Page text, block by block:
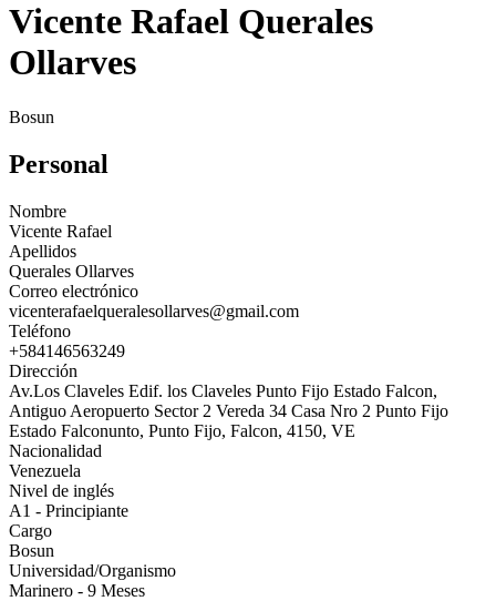
Vicente Rafael Querales
Ollarves
Bosun
Personal
Nombre
Vicente Rafael
Apellidos
Querales Ollarves
Correo electrónico
vicenterafaelqueralesollarves@gmail.com
Teléfono
+584146563249
Dirección
Av.Los Claveles Edif. los Claveles Punto Fijo Estado Falcon,
Antiguo Aeropuerto Sector 2 Vereda 34 Casa Nro 2 Punto Fijo
Estado Falconunto, Punto Fijo, Falcon, 4150, VE
Nacionalidad
Venezuela
Nivel de inglés
A1 - Principiante
Cargo
Bosun
Universidad/Organismo
Marinero - 9 Meses